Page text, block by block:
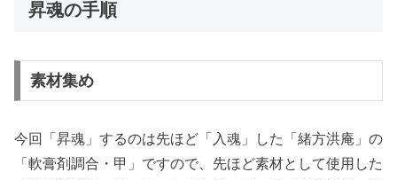
昇魂の手順
素材集め
今回「昇魂」するのは先ほど「入魂」した「緒方洪庵」の
「軟膏剤調合・甲」ですので、先ほど素材として使用した